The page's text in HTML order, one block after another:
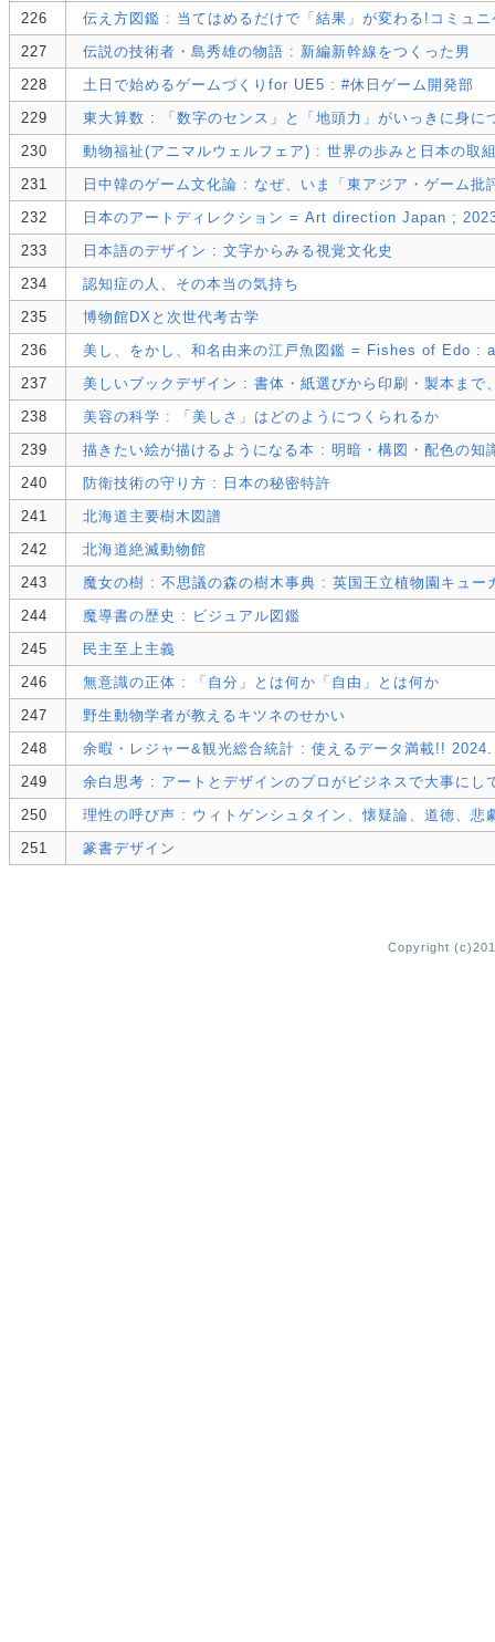
226
伝え方図鑑 : 当てはめるだけで「結果」が変わる!コミュ
227
伝説の技術者・島秀雄の物語 : 新編新幹線をつくった男
228
土日で始めるゲームづくりfor UE5 : #休日ゲーム開発部
229
東大算数 : 「数字のセンス」と「地頭力」がいっきに身に
230
動物福祉(アニマルウェルフェア) : 世界の歩みと日本の取
231
日中韓のゲーム文化論 : なぜ、いま「東アジア・ゲーム批
232
日本のアートディレクション = Art direction Japan ;
233
日本語のデザイン : 文字からみる視覚文化史
234
認知症の人、その本当の気持ち
235
博物館DXと次世代考古学
236
美し、をかし、和名由来の江戸魚図鑑 = Fishes of Edo
237
美しいブックデザイン : 書体・紙選びから印刷・製本まで
238
美容の科学 : 「美しさ」はどのようにつくられるか
239
描きたい絵が描けるようになる本 : 明暗・構図・配色の知
240
防衛技術の守り方 : 日本の秘密特許
241
北海道主要樹木図譜
242
北海道絶滅動物館
243
魔女の樹 : 不思議の森の樹木事典 : 英国王立植物園キュー
244
魔導書の歴史 : ビジュアル図鑑
245
民主至上主義
246
無意識の正体 : 「自分」とは何か「自由」とは何か
247
野生動物学者が教えるキツネのせかい
248
余暇・レジャー&観光総合統計 : 使えるデータ満載!! 2024.
249
余白思考 : アートとデザインのプロがビジネスで大事にし
250
理性の呼び声 : ウィトゲンシュタイン、懐疑論、道徳、悲
251
篆書デザイン
Copyright